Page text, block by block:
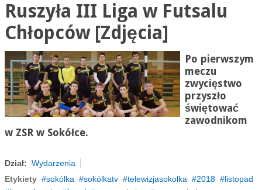
Ruszyła III Liga w Futsalu
Chłopców [Zdjęcia]
Po pierwszym
meczu
zwycięstwo
przyszło
świętować
zawodnikom
w ZSR w Sokółce.
Dział: Wydarzenia
Etykiety
sokólka sokólkatv telewizjasokolka 2018
listopad